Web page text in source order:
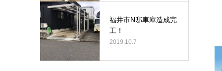
福井市N邸車庫造成完
工！
2019.10.7